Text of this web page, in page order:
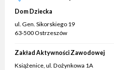
Dom Dziecka
ul. Gen. Sikorskiego 19
63-500 Ostrzeszów
Zakład Aktywności Zawodowej
Książenice, ul. Dożynkowa 1A